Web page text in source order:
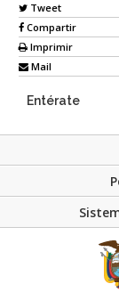
Tweet
Compartir
Imprimir
Mail
Entérate